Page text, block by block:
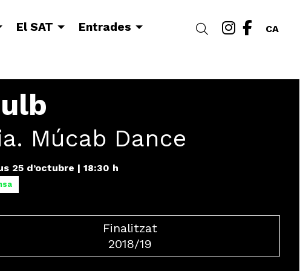
CA
Link a
Link
Cercar
El SAT Entrades
Múcab Dance
25 d’octubre | 18:30 h
Finalitzat
2018/19